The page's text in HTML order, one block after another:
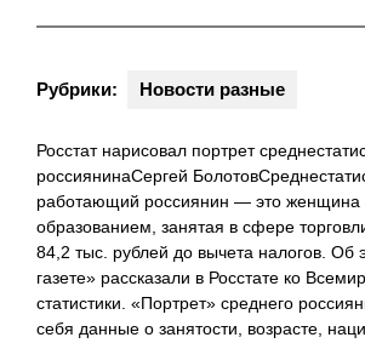
Рубрики: Новости разные
Росстат нарисовал портрет
россиянинаСергей
работающий россиянин — это
образованием, занятая в сфере
84,2 тыс. рублей до вычета налогов. Об
газете» рассказали в Росстате ко
статистики. «Портрет» среднего
себя данные о занятости, возрасте,